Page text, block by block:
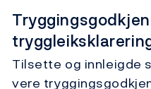
Tilsette og innleigde
vere